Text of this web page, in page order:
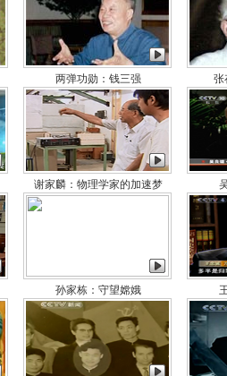
两弹功勋：钱三强 张
谢家麟：物理学家的加速梦
孙家栋：守望嫦娥